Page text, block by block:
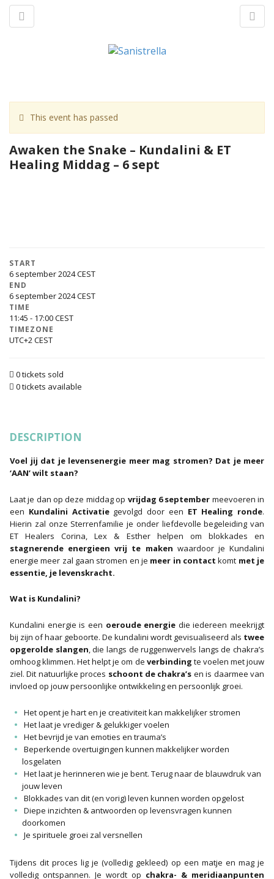
This event has passed
Awaken the Snake – Kundalini & ET
Healing Middag – 6 sept
START
6 september 2024
END
6 september 2024
TIME
11:45 - 17:00
TIMEZONE
UTC+2
0 tickets sold
0 tickets available
DESCRIPTION
Voel jij dat je levensenergie meer mag stromen? Dat je meer
‘AAN’ wilt staan?
Laat je dan op deze middag op vrijdag 6 september meevoeren in
een Kundalini Activatiegevolgd door een ET Healing ronde.
Hierin zal onze Sterrenfamilie je onder liefdevolle begeleiding van
ET Healers Corina, Lex & Esther helpen om blokkades en
stagnerende energieen vrij te maken waardoor je Kundalini
energie meer zal gaan stromen en je meer in contactkomt met je
essentie, je levenskracht.
Wat is Kundalini?
Kundalini energie is een oeroude energie die iedereen meekrijgt
bij zijn of haar geboorte. De kundalini wordt gevisualiseerd als twee
opgerolde slangen, die langs de ruggenwervels langs de chakra’s
omhoog klimmen. Het helpt je om de verbinding te voelen met jouw
ziel. Dit natuurlijke proces schoont de chakra’s en is daarmee van
invloed op jouw persoonlijke ontwikkeling en persoonlijk groei.
Het opent je hart en je creativiteit kan makkelijker stromen
Het laat je vrediger & gelukkiger voelen
Het bevrijd je van emoties en trauma’s
Beperkende overtuigingen kunnen makkelijker worden
losgelaten
Het laat je herinneren wie je bent. Terug naar de blauwdruk van
jouw leven
Blokkades van dit (en vorig) leven kunnen worden opgelost
Diepe inzichten & antwoorden op levensvragen kunnen
doorkomen
Je spirituele groei zal versnellen
Tijdens dit proces lig je (volledig gekleed) op een matje en mag je
volledig ontspannen. Je wordt op chakra- & meridiaanpunten